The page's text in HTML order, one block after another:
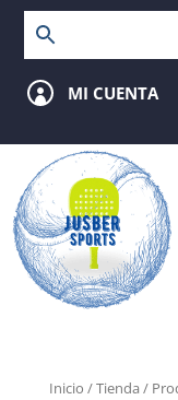
 MI CUENTA
Inicio /Tienda /